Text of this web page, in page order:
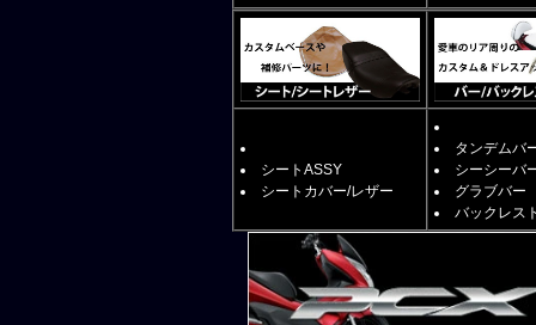
シートASSY
シートカバー/レザー
タンデムバ
シーシーバ
グラブバー
バックレス